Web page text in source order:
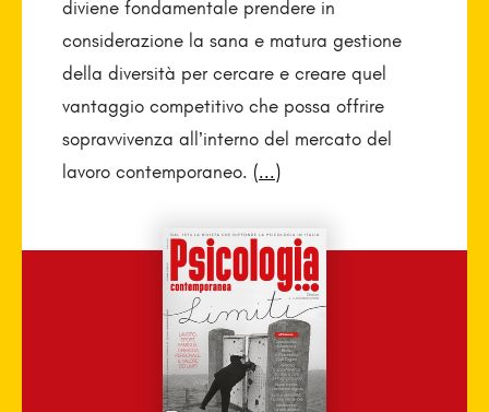
diviene fondamentale prendere in
considerazione la sana e matura gestione
della diversità per cercare e creare quel
vantaggio competitivo che possa offrire
sopravvivenza all’interno del mercato del
lavoro contemporaneo. (...)